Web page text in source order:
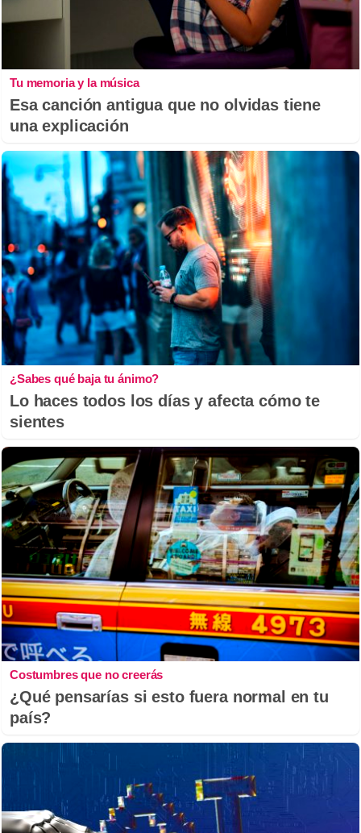
Tu memoria y la música
Esa canción antigua que no olvidas tiene
una explicación
¿Sabes qué baja tu ánimo?
Lo haces todos los días y afecta cómo te
sientes
Costumbres que no creerás
¿Qué pensarías si esto fuera normal en tu
país?